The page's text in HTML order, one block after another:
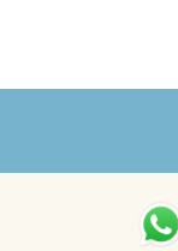
افزایش
میز پذیرایی،